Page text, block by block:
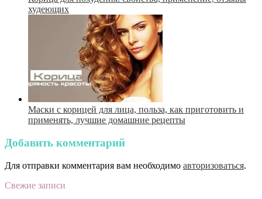
худеющих
Маски с корицей для лица, польза, как приготовить и
применять, лучшие домашние рецепты
Добавить комментарий
Для отправки комментария вам необходимо авторизоваться.
Свежие записи